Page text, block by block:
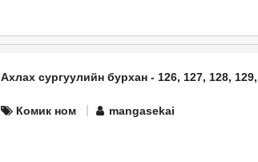
Ахлах сургуулийн бурхан - 126, 127, 128,
Комик ном mangasekai